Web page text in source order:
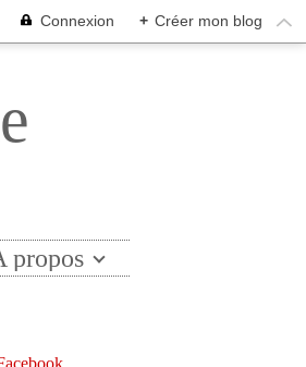
Connexion + Créer mon blog
propos